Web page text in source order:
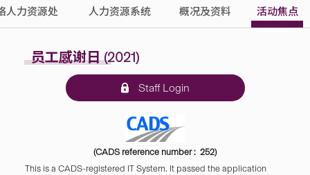
人力资源处 人力资源系统 概况及资料 活动焦点
员工感谢日 (2021)
Staff Login
(CADS reference number : 252)
This is a CADS-registered IT System. It passed the application